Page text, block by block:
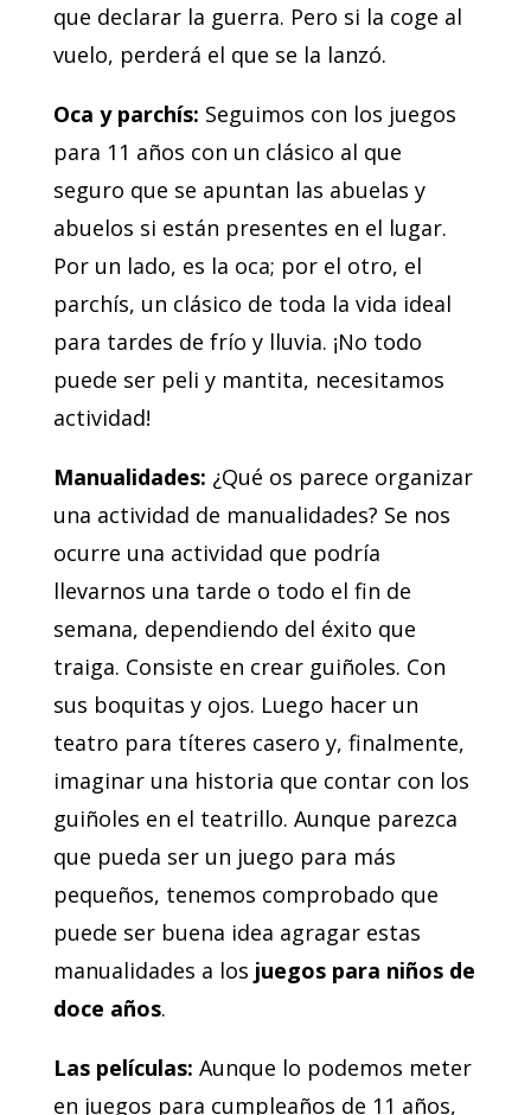
que declarar la guerra. Pero si la coge al
vuelo, perderá el que se la lanzó.
Oca y parchís: Seguimos con los juegos
para 11 años con un clásico al que
seguro que se apuntan las abuelas y
abuelos si están presentes en el lugar.
Por un lado, es la oca; por el otro, el
parchís, un clásico de toda la vida ideal
para tardes de frío y lluvia. ¡No todo
puede ser peli y mantita, necesitamos
actividad!
Manualidades: ¿Qué os parece organizar
una actividad de manualidades? Se nos
ocurre una actividad que podría
llevarnos una tarde o todo el fin de
semana, dependiendo del éxito que
traiga. Consiste en crear guiñoles. Con
sus boquitas y ojos. Luego hacer un
teatro para títeres casero y, finalmente,
imaginar una historia que contar con los
guiñoles en el teatrillo. Aunque parezca
que pueda ser un juego para más
pequeños, tenemos comprobado que
puede ser buena idea agragar estas
manualidades a los juegos para niños de
doce años.
Las películas: Aunque lo podemos meter
en juegos para cumpleaños de 11 años,